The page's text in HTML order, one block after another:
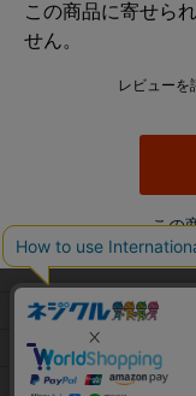
この
この商品に寄せら
せん。
レビューを
利用規約
プライバシーポリシー
特定商取引法に基づく表示
当サイトでは利用体
ラフィックの分析を
サイトの閲覧を継続
のといたします。